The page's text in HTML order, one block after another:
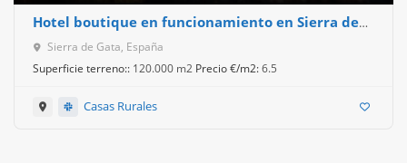
Hotel boutique en funcionamiento en Sierra de
Gata · finca privada de 12 ha · alto potencial de
crecimiento y ampliación.
Sierra de Gata, España
Superficie terreno:: 120.000 m2 Precio €/m2:6.5
Casas Rurales